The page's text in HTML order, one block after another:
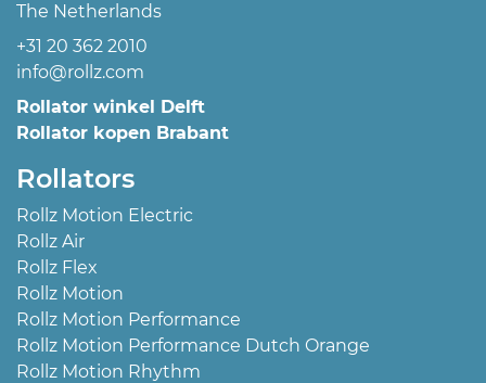
The Netherlands
+31 20 362 2010
info@rollz.com
Rollator winkel Delft
Rollator kopen Brabant
Rollators
Rollz Motion Electric
Rollz Air
Rollz Flex
Rollz Motion
Rollz Motion Performance
Rollz Motion Performance Dutch Orange
Rollz Motion Rhythm